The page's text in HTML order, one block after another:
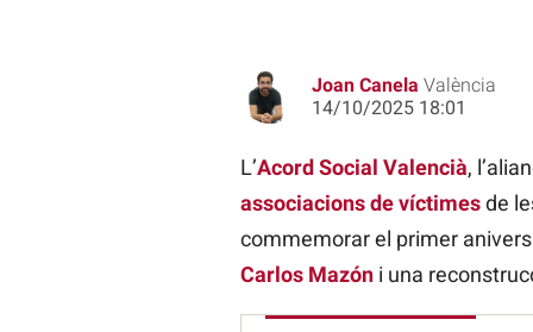
Joan Canela València
14/10/2025 18:01
L’Acord Social Valencià,
associacions de víctimesde
commemorar el primer
Carlos Mazóni una